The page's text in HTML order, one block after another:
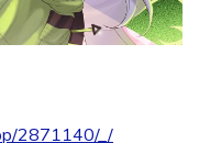
2871140/_/